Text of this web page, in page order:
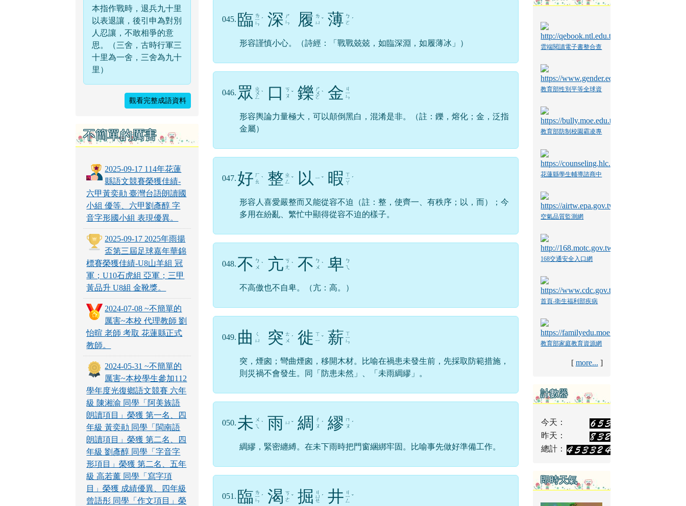
本指作戰時，退兵九十里
以表退讓，後引申為對別
人忍讓，不敢相爭的意
思。（三舍，古時行軍三
十里為一舍，三舍為九十
里）
觀看完整成語資料
不簡單的厲害
2025-09-17 114年花蓮
縣語文競賽榮獲佳績-
六甲黃奕勛 臺灣台語朗讀國
小組 優等、六甲劉彥醇 字
音字形國小組 表現優異。
2025-09-17 2025年雨揚
盃第三屆足球嘉年華錦
標賽榮獲佳績-U8山羊組 冠
軍；U10石虎組 亞軍；三甲
黃品升 U8組 金靴獎。
2024-07-08 ~不簡單的
厲害~本校 代理教師 劉
怡暄 老師 考取 花蓮縣正式
教師。
2024-05-31 ~不簡單的
厲害~本校學生參加112
學年度光復鄉語文競賽 六年
級 陳湘渝 同學「阿美族語
朗讀項目」榮獲 第一名、四
年級 黃奕勛 同學「閩南語
朗讀項目」榮獲 第二名、四
年級 劉彥醇 同學「字音字
形項目」榮獲 第二名、五年
級 高若薰 同學「寫字項
目」榮獲 成績優異、四年級
曾語彤 同學「作文項目」榮
045. 臨 ㄌ
ㄧ
ㄣ
ˊ 深 ㄕ
ㄣ
履 ㄌ
ㄩ ˇ 薄 ㄅ
ㄛ ˊ
形容謹慎小心。（詩經：「戰戰兢兢，如臨深淵，如履薄冰」）
046. 眾 ㄓ
ㄨ
ㄥ
ˋ 口
ㄎ
ㄡ ˇ 鑠 ㄕ
ㄨ
ㄛ
ˋ 金 ㄐ
ㄧ
ㄣ
形容輿論力量極大，可以顛倒黑白，混淆是非。（註：鑠，熔化；金，泛指
金屬）
047. 好 ㄏ
ㄠ ˋ 整 ㄓ
ㄥ
ˇ 以 ㄧ ˇ 暇 ㄒ
ㄧ
ㄚ
ˊ
形容人喜愛嚴整而又能從容不迫（註：整，使齊一、有秩序；以，而）；今
多用在紛亂、繁忙中顯得從容不迫的樣子。
048.不 ㄅ
ㄨ ˋ 亢 ㄎ
ㄤ ˋ 不 ㄅ
ㄨ ˋ 卑 ㄅ
ㄟ
不高傲也不自卑。（亢：高。）
049. 曲
ㄑ
ㄩ
突 ㄊ
ㄨ ˊ 徙 ㄒ
ㄧ ˇ 薪 ㄒ
ㄧ
ㄣ
突，煙囪；彎曲煙囪，移開木材。比喻在禍患未發生前，先採取防範措施，
則災禍不會發生。同「防患未然」、「未雨綢繆」。
050. 未 ㄨ
ㄟ
ˋ 雨 ㄩ ˇ 綢
ㄔ
ㄡ ˊ 繆 ㄇ
ㄡ ˊ
綢繆，緊密纏縛。在未下雨時把門窗綑綁牢固。比喻事先做好準備工作。
051. 臨 ㄌ
ㄧ
ㄣ
ˊ 渴 ㄎ
ㄜ ˇ 掘 ㄐ
ㄩ
ㄝ
ˊ 井 ㄐ
ㄧ
ㄥ
ˇ
雲端閱讀電子書整合查
教育部性別平等全球資
教育部防制校園霸凌專
花蓮縣學生輔導諮商中
空氣品質監測網
168交通安全入口網
首頁-衛生福利部疾病
教育部家庭教育資源網
[ more... ]
計數器
今天：
昨天：
總計：
即時天氣